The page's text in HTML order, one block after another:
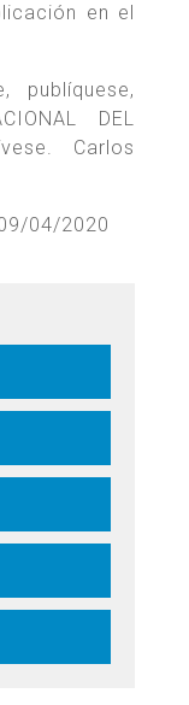
en el
publíquese,
DEL
Carlos
04/2020